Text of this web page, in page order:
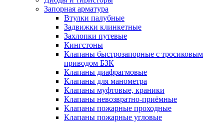
Запорная арматура
Втулки палубные
Задвижки клинкетные
Захлопки путевые
Кингстоны
Клапаны быстрозапорные с тросиковым
приводом БЗК
Клапаны диафрагмовые
Клапаны для манометра
Клапаны муфтовые, краники
Клапаны невозвратно-приёмные
Клапаны пожарные проходные
Клапаны пожарные угловые